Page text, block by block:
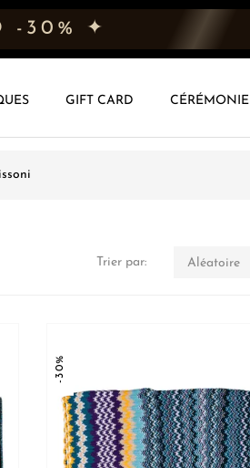
-30% ✦
GIFT CARD CÉRÉMONIE
Trier par: Aléatoire
-30%